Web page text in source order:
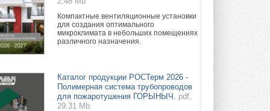
Компактные вентиляционные установки
для создания оптимального
микроклимата в небольших помещениях
различного назначения.
Каталог продукции РОСТерм 2026 -
Полимерная система трубопроводов
для пожаротушения ГОРЫНЫЧ.
pdf,
29.31 Mb